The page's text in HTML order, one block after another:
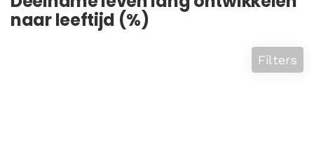
naar leeftijd (%)
Filters